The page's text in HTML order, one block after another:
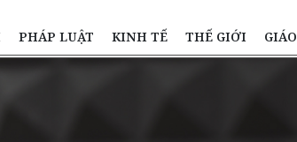
PHÁP LUẬT KINH TẾ THẾ GIỚI